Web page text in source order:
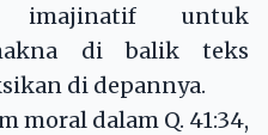
imajinatif untuk
di balik teks
di depannya.
moral dalam Q. 41:34,